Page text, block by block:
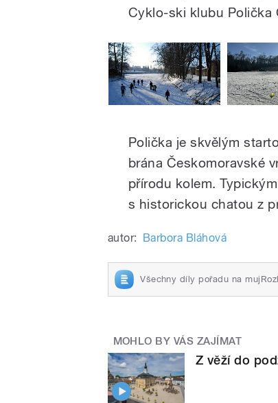
Cyklo-ski klubu Polička
Polička je skvělým
brána Českomoravské
přírodu kolem.
s historickou chatou z
autor: Barbora Bláhová
Všechny díly pořadu na
MOHLO BY VÁS ZAJÍMAT
Z věží do